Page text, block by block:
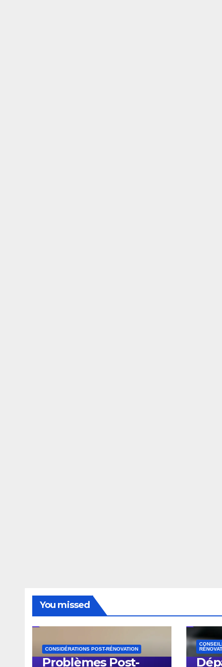
You missed
CONSIDÉRATIONS POST-RÉNOVATION
Problèmes Post-